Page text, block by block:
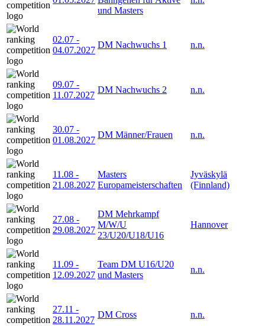
und Masters
02.07 -
04.07.2027
DM Nachwuchs 1 n.n.
09.07 -
11.07.2027
DM Nachwuchs 2 n.n.
30.07 -
01.08.2027
DM Männer/Frauen n.n.
11.08 -
21.08.2027
Masters
Europameisterschaften
Jyväskylä
(Finnland)
27.08 -
29.08.2027
DM Mehrkampf
M/W/U
23/U20/U18/U16
Hannover
11.09 -
12.09.2027
Team DM U16/U20
und Masters
n.n.
27.11 -
28.11.2027
DM Cross n.n.